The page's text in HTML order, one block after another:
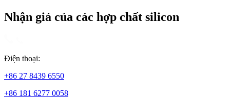
Nhận giá của các hợp chất silicon
Điện thoại:
+86 27 8439 6550
+86 181 6277 0058